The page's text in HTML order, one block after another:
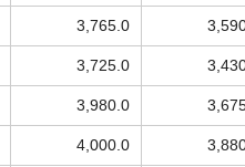
3,765.0
3,725.0
3,980.0
4,000.0